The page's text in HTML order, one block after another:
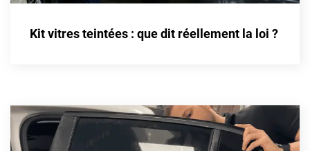
Eagle
Fiat
Fisker
Kit vitres teintées : que dit réellement la loi ?